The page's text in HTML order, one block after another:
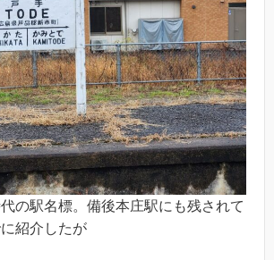
の駅名標。備後本庄駅にも残されて
紹介したが